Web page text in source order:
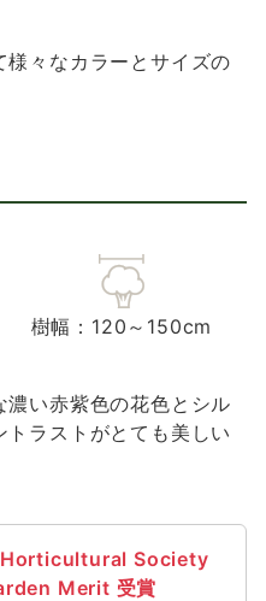
々なカラーとサイズの
樹幅：120～150cm
い赤紫色の花色とシル
ラストがとても美しい
Society
Merit 受賞